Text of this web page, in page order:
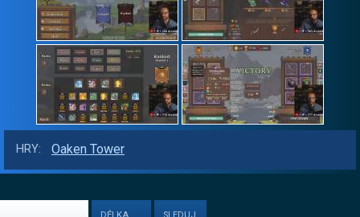
HRY: Oaken Tower
DÉLKA SLEDUJ.